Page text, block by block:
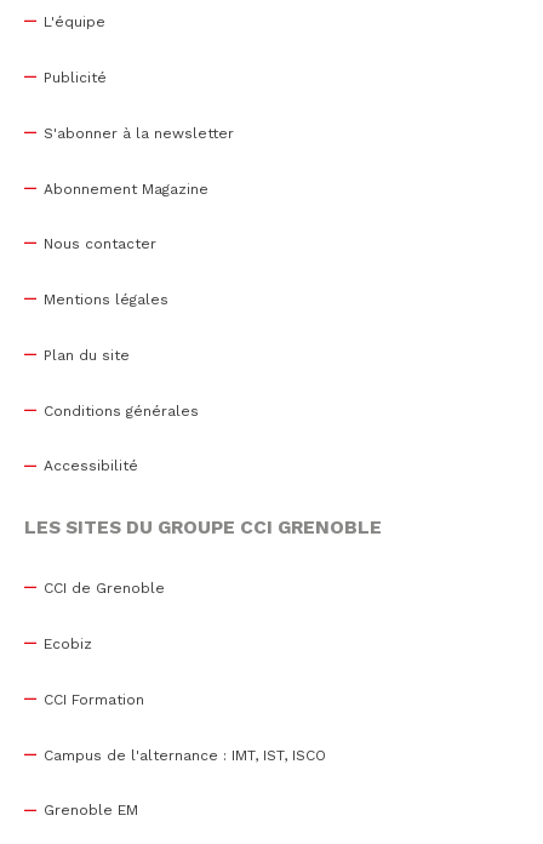
L'équipe
Publicité
S'abonner à la newsletter
Abonnement Magazine
Nous contacter
Mentions légales
Plan du site
Conditions générales
Accessibilité
LES SITES DU GROUPE CCI GRENOBLE
CCI de Grenoble
Ecobiz
CCI Formation
Campus de l'alternance : IMT, IST, ISCO
Grenoble EM